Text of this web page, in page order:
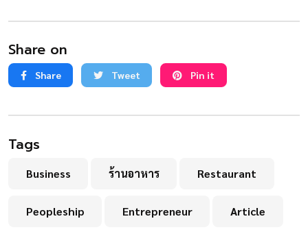
Share on
Share Tweet Pin it
Tags
Business ร้านอาหาร Restaurant
Peopleship Entrepreneur Article